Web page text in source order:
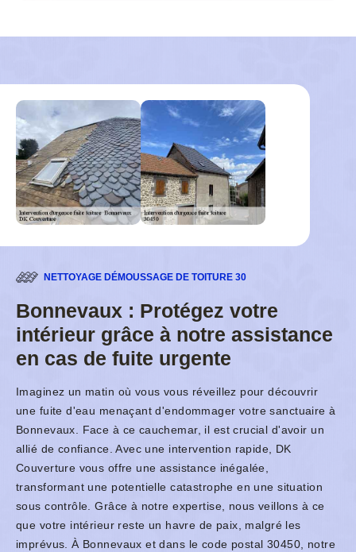
NETTOYAGE DÉMOUSSAGE DE TOITURE 30
Bonnevaux : Protégez votre
intérieur grâce à notre assistance
en cas de fuite urgente
Imaginez un matin où vous vous réveillez pour découvrir
une fuite d'eau menaçant d'endommager votre sanctuaire à
Bonnevaux. Face à ce cauchemar, il est crucial d'avoir un
allié de confiance. Avec une intervention rapide, DK
Couverture vous offre une assistance inégalée,
transformant une potentielle catastrophe en une situation
sous contrôle. Grâce à notre expertise, nous veillons à ce
que votre intérieur reste un havre de paix, malgré les
imprévus. À Bonnevaux et dans le code postal 30450, notre